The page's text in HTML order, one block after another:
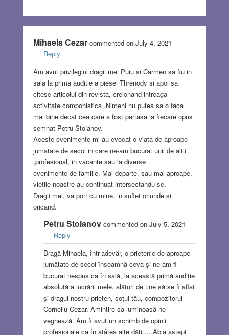
Mihaela Cezarcommented on July 4, 2021
Reply
Am avut privilegiul dragii mei Puiu si Carmen sa fiu in
sala la prima auditie a piesei Threnody si apoi sa
citesc articolul din revista, creionand intreaga
activitate componistica .Nimeni nu putea sa o faca
mai bine decat cea care a fost partasa la fiecare opus
semnat Petru Stoianov.
Aceste evenimente mi-au evocat o viata de aproape
jumatate de secol in care ne-am bucurat unii de altii
,profesional, in vacante sau la diverse
evenimente de familie. Mai departe, sau mai aproape,
vietile noastre au continuat intersectandu-se.
Dragii mei, va port cu mine, in suflet oriunde si
oricand.
Petru Stoianovcommented on July 5, 2021
Reply
Dragă Mihaela, într-adevăr, o prietenie de aproape
jumătate de secol înseamnă ceva și ne-am fi
bucurat nespus ca în sală, la această primă audiție
absolută a lucrării mele, alături de tine să se fi aflat
și dragul nostru prieten, soțul tău, compozitorul
Corneliu Cezar. Amintire sa luminoasă ne
veghează. Am fi avut un schimb de opinii
profesionale ca în atâtea alte dăți…..Abia aștept